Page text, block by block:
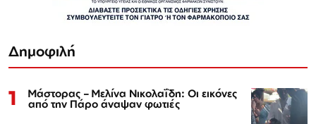
Δημοφιλή
1 Μάστορας – Μελίνα Νικολαΐδη: Οι εικόνες
από την Πάρο άναψαν φωτιές